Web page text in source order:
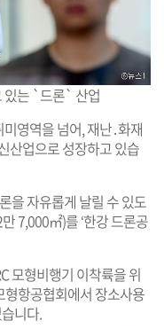
있는 `드론` 산업
영역을 넘어, 재난․화재
산업으로 성장하고 있습
을 자유롭게 날릴 수 있도
7,000㎡)를 ‘한강 드론공
모형비행기 이착륙을 위
항공협회에서 장소사용
니다.